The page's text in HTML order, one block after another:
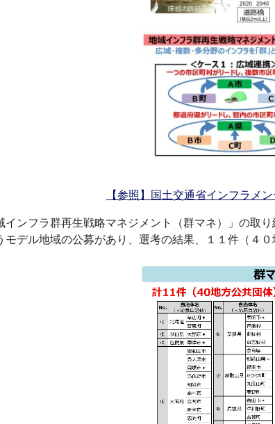
【参照】国土交通省インフラメ
ンフラ群再生戦略マネジメント（群マネ）」の取
モデル地域の公募があり、選考の結果、１１件（４